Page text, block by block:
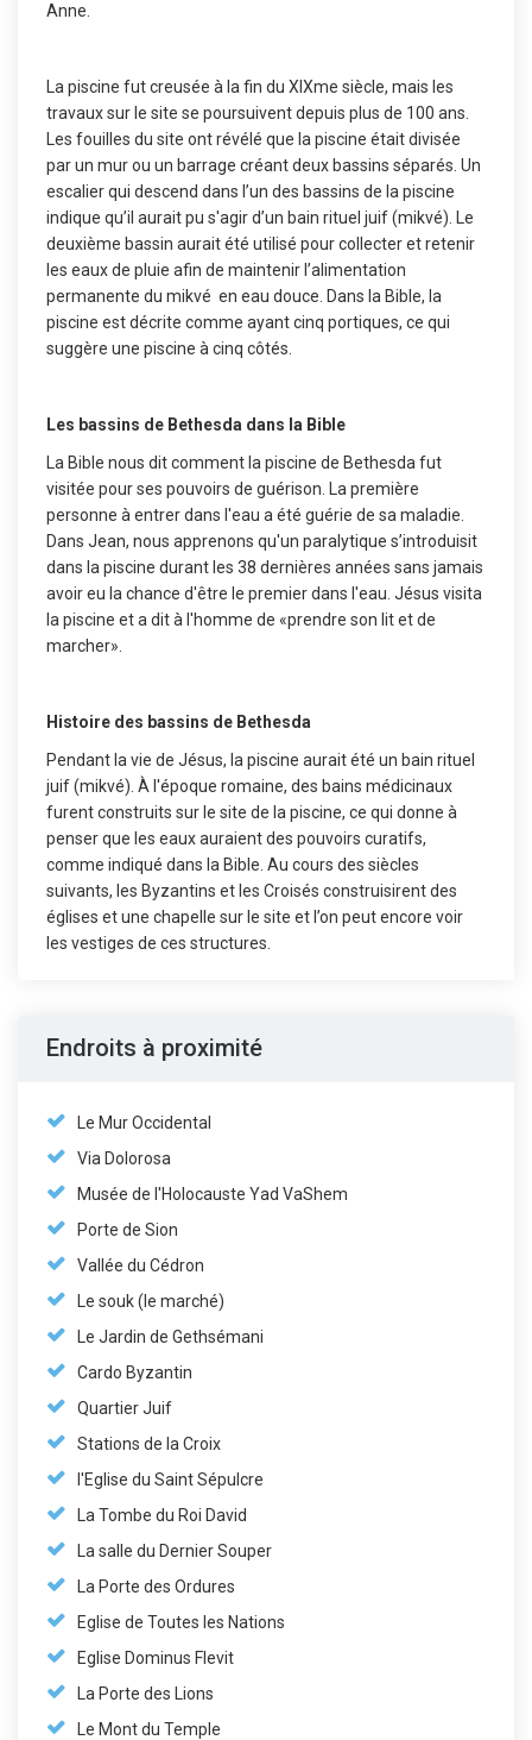
Anne.
La piscine fut creusée à la fin du XIXme siècle, mais les
travaux sur le site se poursuivent depuis plus de 100 ans.
Les fouilles du site ont révélé que la piscine était divisée
par un mur ou un barrage créant deux bassins séparés. Un
escalier qui descend dans l’un des bassins de la piscine
indique qu’il aurait pu s'agir d’un bain rituel juif (mikvé). Le
deuxième bassin aurait été utilisé pour collecter et retenir
les eaux de pluie afin de maintenir l’alimentation
permanente du mikvé en eau douce. Dans la Bible, la
piscine est décrite comme ayant cinq portiques, ce qui
suggère une piscine à cinq côtés.
Les bassins de Bethesda dans la Bible
La Bible nous dit comment la piscine de Bethesda fut
visitée pour ses pouvoirs de guérison. La première
personne à entrer dans l'eau a été guérie de sa maladie.
Dans Jean, nous apprenons qu'un paralytique s’introduisit
dans la piscine durant les 38 dernières années sans jamais
avoir eu la chance d'être le premier dans l'eau. Jésus visita
la piscine et a dit à l'homme de «prendre son lit et de
marcher».
Histoire des bassins de Bethesda
Pendant la vie de Jésus, la piscine aurait été un bain rituel
juif (mikvé). À l'époque romaine, des bains médicinaux
furent construits sur le site de la piscine, ce qui donne à
penser que les eaux auraient des pouvoirs curatifs,
comme indiqué dans la Bible. Au cours des siècles
suivants, les Byzantins et les Croisés construisirent des
églises et une chapelle sur le site et l’on peut encore voir
les vestiges de ces structures.
Endroits à proximité
Le Mur Occidental
Via Dolorosa
Musée de l'Holocauste Yad VaShem
Porte de Sion
Vallée du Cédron
Le souk (le marché)
Le Jardin de Gethsémani
Cardo Byzantin
Quartier Juif
Stations de la Croix
l'Eglise du Saint Sépulcre
La Tombe du Roi David
La salle du Dernier Souper
La Porte des Ordures
Eglise de Toutes les Nations
Eglise Dominus Flevit
La Porte des Lions
Le Mont du Temple